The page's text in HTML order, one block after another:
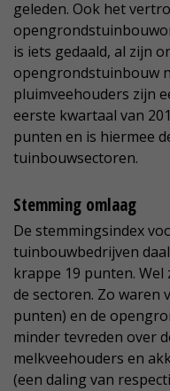
geleden. Ook het
is iets gedaald, al zijn
opengrondstuinbouw
pluimveehouders zijn
eerste kwartaal van
punten en is hiermee
tuinbouwsectoren.
Stemming omlaag
De stemmingsindex
tuinbouwbedrijven
krappe 19 punten.
de sectoren. Zo waren
punten) en de
minder tevreden over
melkveehouders en
(een daling van